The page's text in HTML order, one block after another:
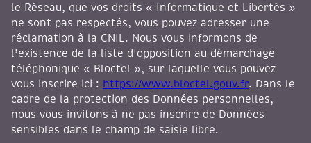
le Réseau, que vos droits « Informatique et Libertés »
ne sont pas respectés, vous pouvez adresser une
réclamation à la CNIL. Nous vous informons de
l’existence de la liste d'opposition au démarchage
téléphonique « Bloctel », sur laquelle vous pouvez
vous inscrire ici : https://www.bloctel.gouv.fr. Dans le
cadre de la protection des Données personnelles,
nous vous invitons à ne pas inscrire de Données
sensibles dans le champ de saisie libre.